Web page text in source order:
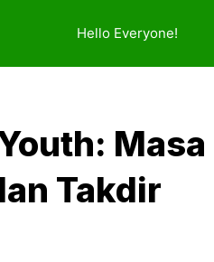
Hello Everyone!
Masa
Takdir